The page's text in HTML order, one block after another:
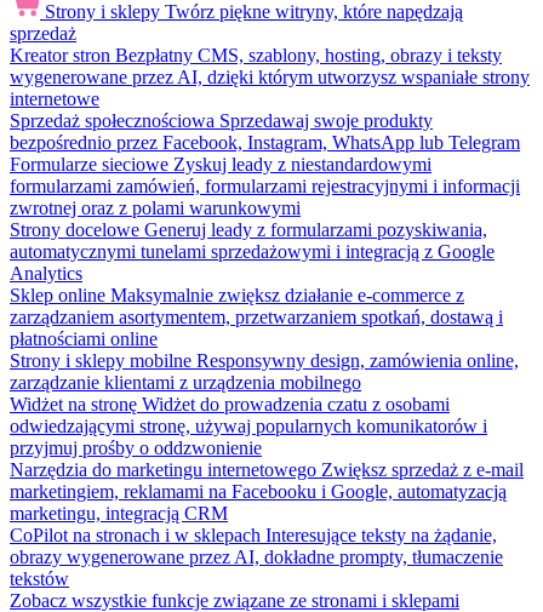
Strony i sklepy Twórz piękne witryny, które napędzają
sprzedaż
Kreator stron Bezpłatny CMS, szablony, hosting, obrazy i teksty
wygenerowane przez AI, dzięki którym utworzysz wspaniałe strony
internetowe
Sprzedaż społecznościowa Sprzedawaj swoje produkty
bezpośrednio przez Facebook, Instagram, WhatsApp lub Telegram
Formularze sieciowe Zyskuj leady z niestandardowymi
formularzami zamówień, formularzami rejestracyjnymi i informacji
zwrotnej oraz z polami warunkowymi
Strony docelowe Generuj leady z formularzami pozyskiwania,
automatycznymi tunelami sprzedażowymi i integracją z Google
Analytics
Sklep online Maksymalnie zwiększ działanie e-commerce z
zarządzaniem asortymentem, przetwarzaniem spotkań, dostawą i
płatnościami online
Strony i sklepy mobilne Responsywny design, zamówienia online,
zarządzanie klientami z urządzenia mobilnego
Widżet na stronę Widżet do prowadzenia czatu z osobami
odwiedzającymi stronę, używaj popularnych komunikatorów i
przyjmuj prośby o oddzwonienie
Narzędzia do marketingu internetowego Zwiększ sprzedaż z e-mail
marketingiem, reklamami na Facebooku i Google, automatyzacją
marketingu, integracją CRM
CoPilot na stronach i w sklepach Interesujące teksty na żądanie,
obrazy wygenerowane przez AI, dokładne prompty, tłumaczenie
tekstów
Zobacz wszystkie funkcje związane ze stronami i sklepami